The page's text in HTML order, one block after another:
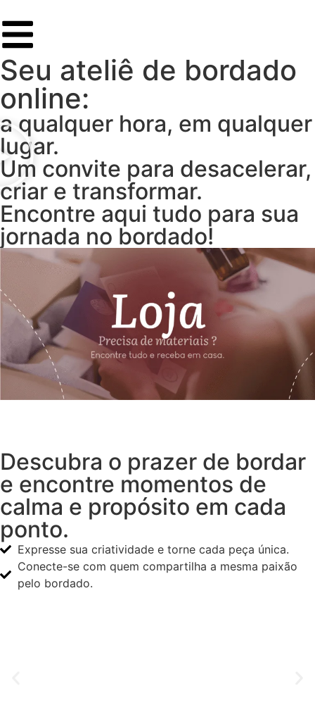
Seu ateliê de bordado
online:
a qualquer hora, em qualquer
lugar.
Um convite para desacelerar,
criar e transformar.
Encontre aqui tudo para sua
jornada no bordado!
Descubra o prazer de bordar
e encontre momentos de
calma e propósito em cada
ponto.
Expresse sua criatividade e torne cada peça única.
Conecte-se com quem compartilha a mesma paixão
pelo bordado.